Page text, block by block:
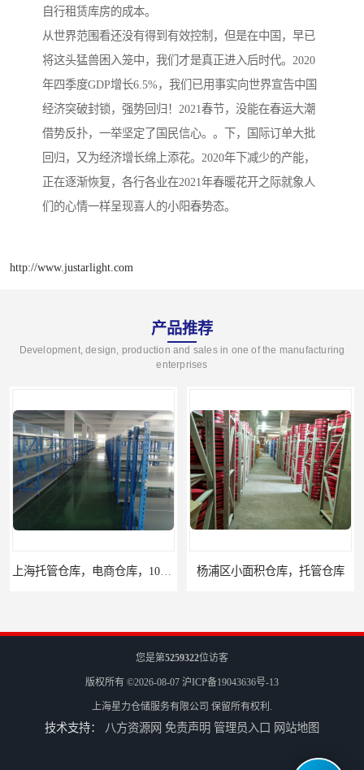
自行租赁库房的成本。
从世界范围看还没有得到有效控制，但是在中国，早已
将这头猛兽困入笼中，我们才是真正进入后时代。2020
年四季度GDP增长6.5%，我们已用事实向世界宣告中国
经济突破封锁，强势回归！2021春节，没能在春运大潮
借势反扑，一举坚定了国民信心。。下，国际订单大批
回归，又为经济增长绵上添花。2020年下减少的产能，
正在逐渐恢复，各行各业在2021年春暖花开之际就象人
们的心情一样呈现喜人的小阳春势态。
http://www.justarlight.com
产品推荐
Development, design, production and sales in one of the manufacturing
enterprises
杨浦区小面积仓库，托管仓库 上海小面积仓库，全程系统化管理
您是第5259322位访客
版权所有 ©2026-08-07 沪ICP备19043636号-13
上海星力仓储服务有限公司 保留所有权利.
技术支持： 八方资源网 免责声明 管理员入口 网站地图